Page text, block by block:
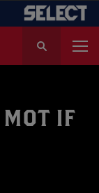
k
t
IF